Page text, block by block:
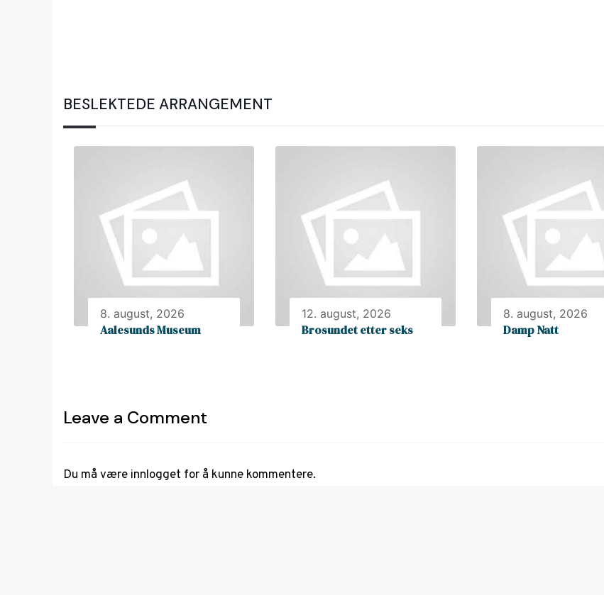
BESLEKTEDE ARRANGEMENT
8. august, 2026
Aalesunds Museum
12. august, 2026
Brosundet etter seks
8. august, 2026
Damp Natt
Leave a Comment
Du må være innlogget for å kunne kommentere.